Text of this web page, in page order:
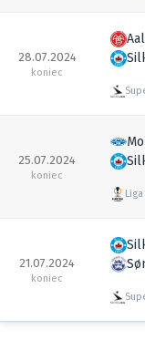
28.07.2024
koniec
25.07.2024
koniec
21.07.2024
koniec